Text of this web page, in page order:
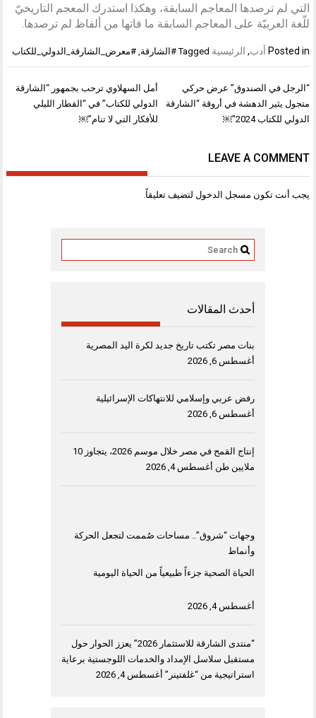
التي لم ترصدها المعاجم السابقة، وهكذا استدرك المعجم التاريخيّ
للّغة العربيّة على المعاجم السابقة ما فاتها من ألفاظ لم ترصدها.
Posted in أدب, الرئيسية Tagged #الشارقة ,#معرض_الشارقة_الدولي_للكتاب
تصفّح
المقالات
أمل السهلاوي ترحب بجمهور “الشارقة
الدولي للكتاب” في “القطار الليلي
للأفكار التي لا تنام”￼
“الرجل في الصندوق” عرض حركي
متجول يثير الدهشة في أروقة “الشارقة
الدولي للكتاب 2024″￼
LEAVE A COMMENT
يجب أنت تكون مسجل الدخول لتضيف تعليقاً.
أحدث المقالات
بنات مصر تكتب تاريخ جديد لكرة اليد المصرية
أغسطس 6, 2026
رفض عربي وإسلامي للانتهاكات الإسرائيلية
أغسطس 6, 2026
إنتاج القمح في مصر خلال موسم 2026، يتجاوز 10
ملايين طن أغسطس 4, 2026
وجهات “شروق”.. مساحات صُممت لتجعل الحركة
وأنماط
الحياة الصحية جزءاً طبيعياً من الحياة اليومية
أغسطس 4, 2026
“منتدى الشارقة للاستثمار 2026” يعزز الحوار حول
مستقبل سلاسل الإمداد والخدمات اللوجستية برعاية
استراتيجية من “غلفتينر” أغسطس 4, 2026